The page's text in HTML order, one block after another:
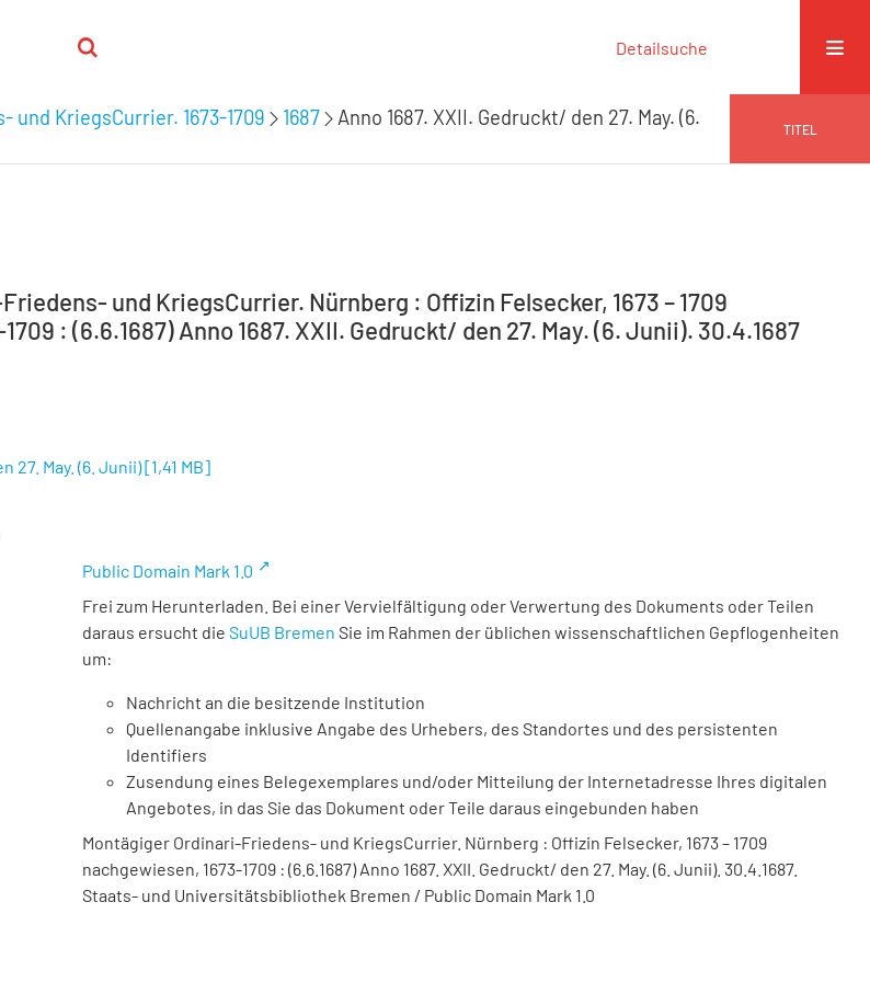
Detailsuche
und KriegsCurrier. 1673-1709 1687
Anno 1687. XXII. Gedruckt/ den 27. May. (6.
TITEL
und KriegsCurrier. Nürnberg : Offizin Felsecker, 1673 – 1709
: (6.6.1687) Anno 1687. XXII. Gedruckt/ den 27. May. (6. Junii). 30.4.1687
27. May. (6. Junii)[1,41 MB]
Public Domain Mark 1.0
Frei zum Herunterladen. Bei einer Vervielfältigung oder Verwertung des Dokuments oder Teilen
daraus ersucht die SuUB Bremen Sie im Rahmen der üblichen wissenschaftlichen Gepflogenheiten
um:
Nachricht an die besitzende Institution
Quellenangabe inklusive Angabe des Urhebers, des Standortes und des persistenten
Identifiers
Zusendung eines Belegexemplares und/oder Mitteilung der Internetadresse Ihres digitalen
Angebotes, in das Sie das Dokument oder Teile daraus eingebunden haben
Montägiger Ordinari-Friedens- und KriegsCurrier. Nürnberg : Offizin Felsecker, 1673 – 1709
nachgewiesen, 1673-1709 : (6.6.1687) Anno 1687. XXII. Gedruckt/ den 27. May. (6. Junii). 30.4.1687.
Staats- und Universitätsbibliothek Bremen / Public Domain Mark 1.0